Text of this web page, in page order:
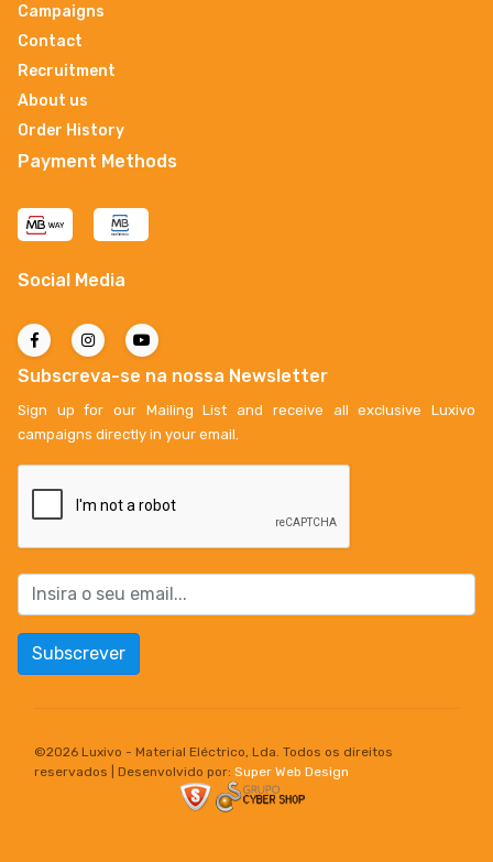
Campaigns
Contact
Recruitment
About us
Order History
Payment Methods
Social Media
Subscreva-se na nossa Newsletter
Sign up for our Mailing List and receive all exclusive Luxivo
campaigns directly in your email.
Subscrever
©2026 Luxivo - Material Eléctrico, Lda. Todos os direitos
reservados | Desenvolvido por: Super Web Design